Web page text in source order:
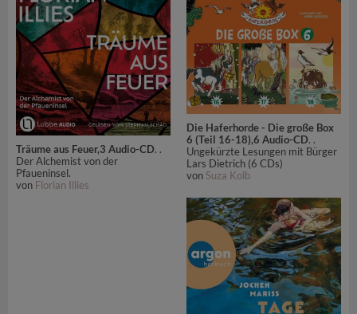
Träume aus Feuer,3 Audio-CD. .
Der Alchemist von der
Pfaueninsel.
von Florian Illies
Die Haferhorde - Die große Box
6 (Teil 16-18),6 Audio-CD. .
Ungekürzte Lesungen mit Bürger
Lars Dietrich (6 CDs)
von Suza Kolb